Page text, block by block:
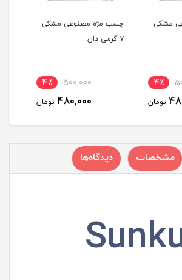
مشکی
4٪
تومان
چسب مژه مصنوعی مشکی
۷ گرمی دان
500,000 4٪
480,000 تومان
مشخصات دیدگاه‌ها